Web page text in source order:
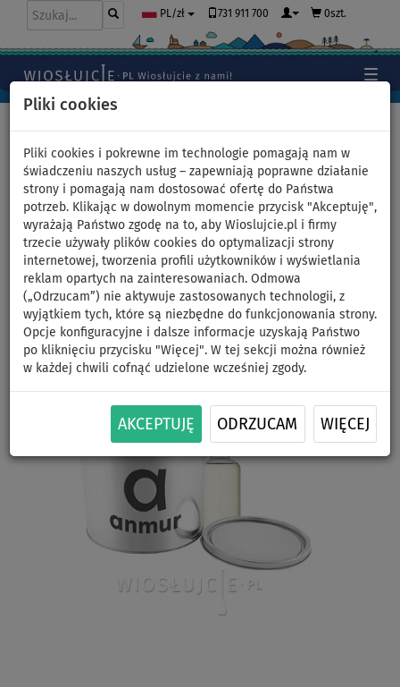
Pliki cookies
Pliki cookies i pokrewne im technologie pomagają nam w
świadczeniu naszych usług – zapewniają poprawne działanie
strony i pomagają nam dostosować ofertę do Państwa
potrzeb. Klikając w dowolnym momencie przycisk "Akceptuję",
wyrażają Państwo zgodę na to, aby Wioslujcie.pl i firmy
trzecie używały plików cookies do optymalizacji strony
internetowej, tworzenia profili użytkowników i wyświetlania
reklam opartych na zainteresowaniach. Odmowa
(„Odrzucam”) nie aktywuje zastosowanych technologii, z
wyjątkiem tych, które są niezbędne do funkcjonowania strony.
Opcje konfiguracyjne i dalsze informacje uzyskają Państwo
po kliknięciu przycisku "Więcej". W tej sekcji można również
w każdej chwili cofnąć udzielone wcześniej zgody.
AKCEPTUJĘ ODRZUCAM WIĘCEJ
PL/zł 731 911 700 0szt.
Klej poliuretanowy +
utwardzacz Anmur PVC 500ml